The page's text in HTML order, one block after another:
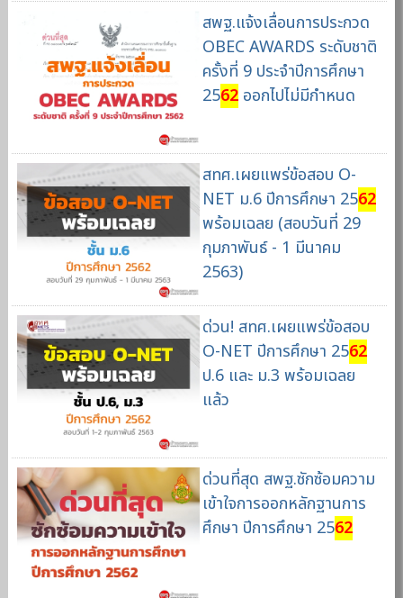
สพฐ.แจ้งเลื่อนการประกวด
OBEC AWARDS ระดับชาติ
ครั้งที่ 9 ประจำปีการศึกษา
2562ออกไปไม่มีกำหนด
สทศ.เผยแพร่ข้อสอบ O-
NET ม.6 ปีการศึกษา 2562
พร้อมเฉลย (สอบวันที่ 29
กุมภาพันธ์ - 1 มีนาคม
2563)
ด่วน! สทศ.เผยแพร่ข้อสอบ
O-NET ปีการศึกษา 2562
ป.6 และ ม.3 พร้อมเฉลย
แล้ว
ด่วนที่สุด สพฐ.ซักซ้อมความ
เข้าใจการออกหลักฐานการ
ศึกษา ปีการศึกษา 2562